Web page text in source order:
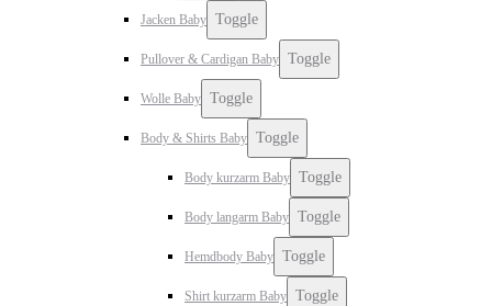
Jacken Baby Toggle
Pullover & Cardigan Baby Toggle
Wolle Baby Toggle
Body & Shirts Baby Toggle
Body kurzarm Baby Toggle
Body langarm Baby Toggle
Hemdbody Baby Toggle
Shirt kurzarm Baby Toggle